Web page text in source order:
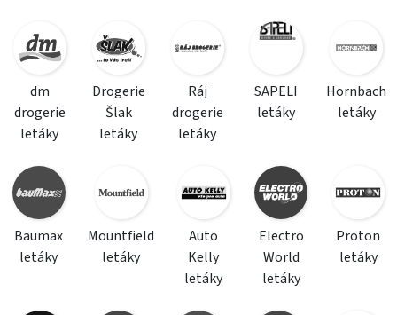
dm
drogerie
letáky
Drogerie
Šlak
letáky
Ráj
drogerie
letáky
SAPELI
letáky
Hornbach
letáky
Baumax
letáky
Mountfield
letáky
Auto
Kelly
letáky
Electro
World
letáky
Proton
letáky